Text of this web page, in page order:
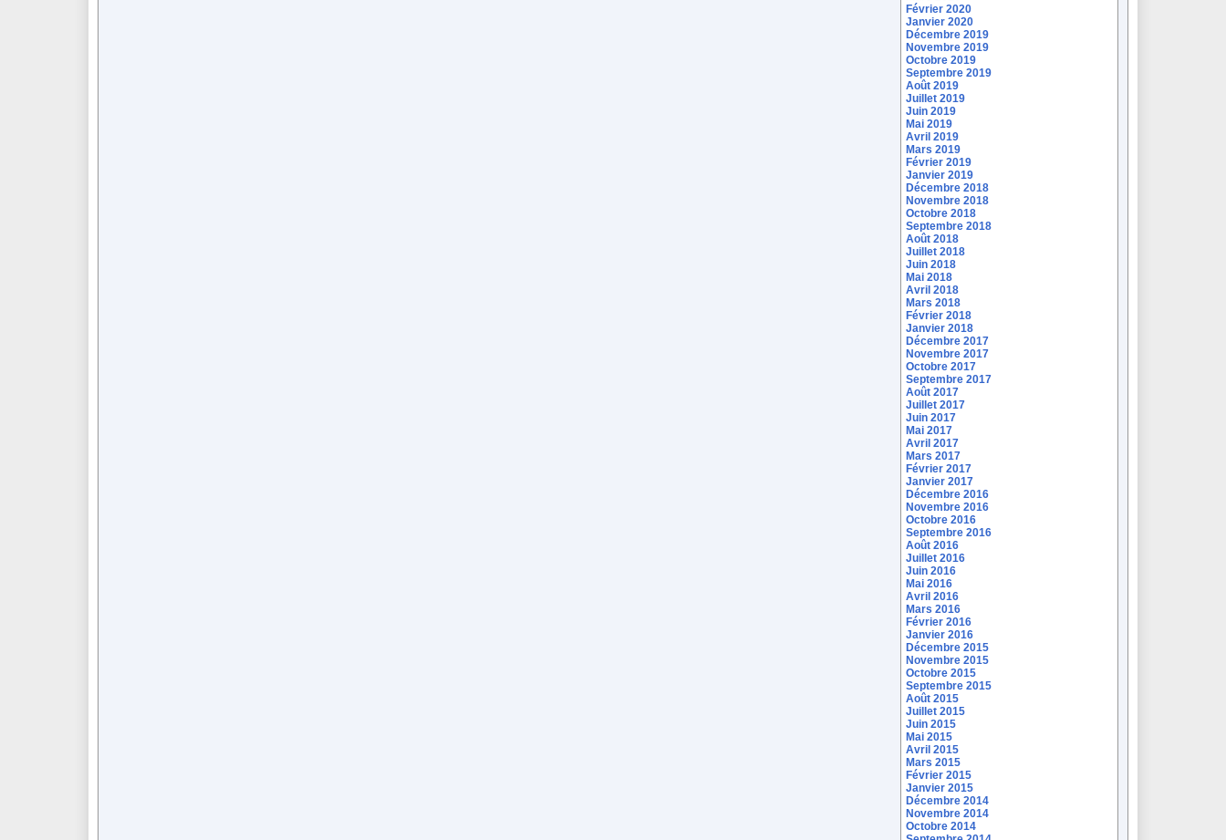
Février 2020
Janvier 2020
Décembre 2019
Novembre 2019
Octobre 2019
Septembre 2019
Août 2019
Juillet 2019
Juin 2019
Mai 2019
Avril 2019
Mars 2019
Février 2019
Janvier 2019
Décembre 2018
Novembre 2018
Octobre 2018
Septembre 2018
Août 2018
Juillet 2018
Juin 2018
Mai 2018
Avril 2018
Mars 2018
Février 2018
Janvier 2018
Décembre 2017
Novembre 2017
Octobre 2017
Septembre 2017
Août 2017
Juillet 2017
Juin 2017
Mai 2017
Avril 2017
Mars 2017
Février 2017
Janvier 2017
Décembre 2016
Novembre 2016
Octobre 2016
Septembre 2016
Août 2016
Juillet 2016
Juin 2016
Mai 2016
Avril 2016
Mars 2016
Février 2016
Janvier 2016
Décembre 2015
Novembre 2015
Octobre 2015
Septembre 2015
Août 2015
Juillet 2015
Juin 2015
Mai 2015
Avril 2015
Mars 2015
Février 2015
Janvier 2015
Décembre 2014
Novembre 2014
Octobre 2014